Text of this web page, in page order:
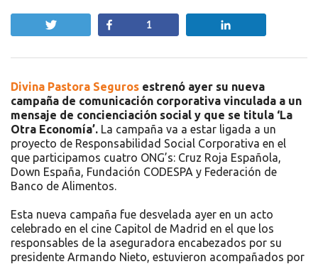
Compartir
1
Divina Pastora Seguros estrenó ayer su nueva
campaña de comunicación corporativa vinculada a un
mensaje de concienciación social y que se titula ‘La
Otra Economía’. La campaña va a estar ligada a un
proyecto de Responsabilidad Social Corporativa en el
que participamos cuatro ONG’s: Cruz Roja Española,
Down España, Fundación CODESPA y Federación de
Banco de Alimentos.
Esta nueva campaña fue desvelada ayer en un acto
celebrado en el cine Capitol de Madrid en el que los
responsables de la aseguradora encabezados por su
presidente Armando Nieto, estuvieron acompañados por